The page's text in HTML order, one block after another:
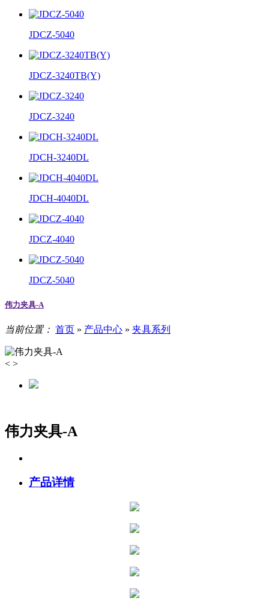
JDCZ-5040
JDCZ-3240TB(Y)
JDCZ-3240
JDCH-3240DL
JDCH-4040DL
JDCZ-4040
JDCZ-5040
伟力夹具-A
当前位置： 首页 » 产品中心 » 夹具系列
< >
伟力夹具-A
产品详情